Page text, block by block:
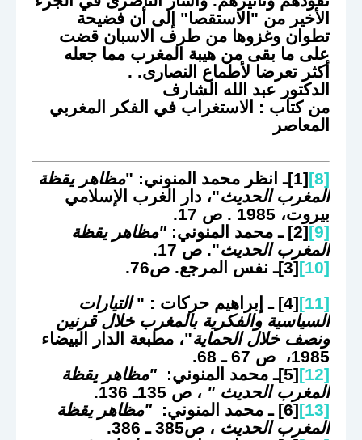
الأخير من "الاستقصا" إلى أن فضيحة
تطوان وغزوها من طرف الاسبان قضت
على ما بقى من هيبة المغرب مما جعله
أكثر تعرضا لأطماع النصارى. .
الدكتور عبد الله الشارف
من كتاب : الاستغراب في الفكر المغربي
المعاصر
[8] [1]ـ انظر محمد المنوني: "
مظاهر يقظة
المغرب الحديث"، دار الغرب الإسلامي
بيروت، 1985 . ص 17.
[9]
[2] ـ محمد المنوني:
"مظاهر يقظة
المغرب الحديث". ص 17.
[10]
[3]ـ نفس المرجع. ص76.
[11]
[4] ـ إبراهيم حركات : "
التيارات
السياسية والفكرية بالمغرب خلال قرنين
ونصف خلال الحماية"، مطبعة الدار البيضاء
1985، ص 67 ـ 68.
[12]
[5]ـ محمد المنوني:
"مظاهر يقظة
المغرب الحديث " ، ص 135ـ 136.
[13]
[6] ـ محمد المنوني:
"مظاهر يقظة
المغرب الحديث ، ص385 ـ 386.